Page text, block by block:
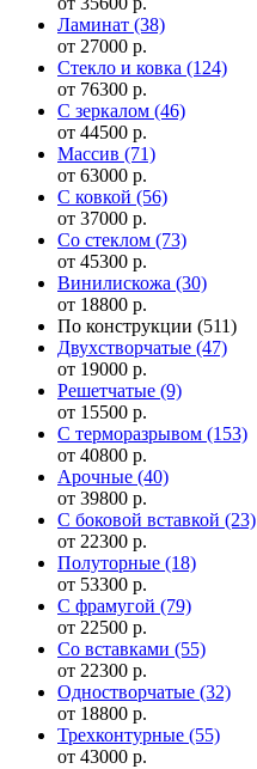
Ламинат (38)
от 27000 р.
Стекло и ковка (124)
от 76300 р.
С зеркалом (46)
от 44500 р.
Массив (71)
от 63000 р.
С ковкой (56)
от 37000 р.
Со стеклом (73)
от 45300 р.
Винилискожа (30)
от 18800 р.
По конструкции (511)
Двухстворчатые (47)
от 19000 р.
Решетчатые (9)
от 15500 р.
С терморазрывом (153)
от 40800 р.
Арочные (40)
от 39800 р.
С боковой вставкой (23)
от 22300 р.
Полуторные (18)
от 53300 р.
С фрамугой (79)
от 22500 р.
Cо вставками (55)
от 22300 р.
Одностворчатые (32)
от 18800 р.
Трехконтурные (55)
от 43000 р.